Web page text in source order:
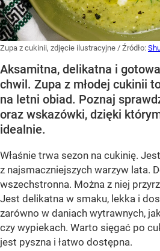
Zupa z cukinii, zdjęcie ilustracyjne / Źródło:
Aksamitna, delikatna i
chwil. Zupa z młodej cukinii
na letni obiad. Poznaj
oraz wskazówki, dzięki
idealnie.
Właśnie trwa sezon na cukinię.
z najsmaczniejszych warzyw lata.
wszechstronna. Można z niej
Jest delikatna w smaku, lekka i
zarówno w daniach wytrawnych,
czy wypiekach. Warto sięgać po
jest pyszna i łatwo dostępna.